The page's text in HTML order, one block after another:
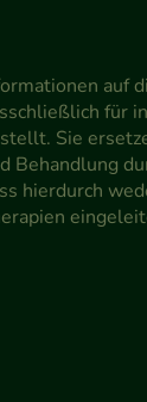
auf
für
Sie
Behandlung
hierdurch